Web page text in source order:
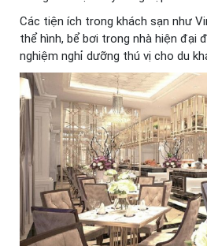
Các tiện ích trong khách sạn như
thể hình, bể bơi trong nhà hiện đại
nghiệm nghỉ dưỡng thú vị cho du